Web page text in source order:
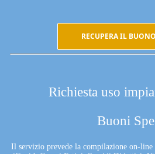
RECUPERA IL
Richiesta uso
Buoni
Il servizio prevede la compilazione on-